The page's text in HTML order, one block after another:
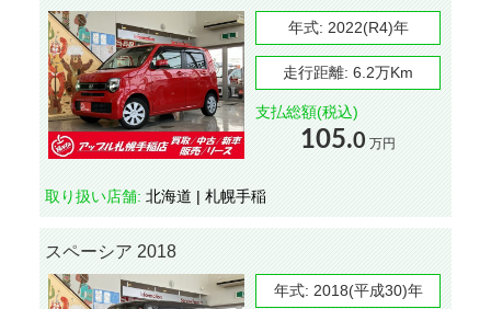
年式: 2022(R4)年
走行距離: 6.2万Km
支払総額(税込)
105.0 万円
取り扱い店舗: 北海道 | 札幌手稲
スペーシア 2018
年式: 2018(平成30)年